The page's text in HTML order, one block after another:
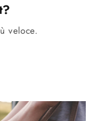
veloce.